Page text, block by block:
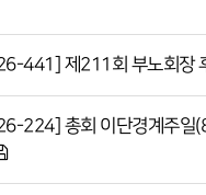
441] 제211회 부노회장
224] 총회 이단경계주일